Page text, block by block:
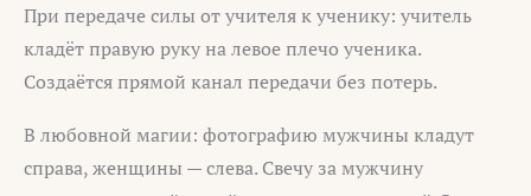
При передаче силы от учителя к ученику: учитель
кладёт правую руку на левое плечо ученика.
Создаётся прямой канал передачи без потерь.
В любовной магии: фотографию мужчины кладут
справа, женщины — слева. Свечу за мужчину